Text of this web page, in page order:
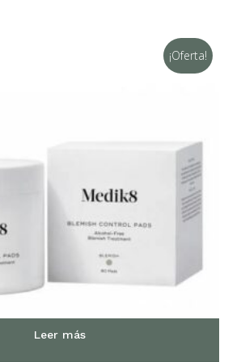
¡Oferta!
Leer más